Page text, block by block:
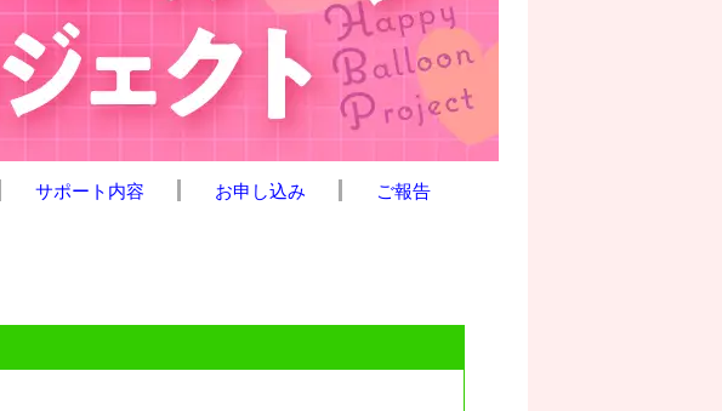
サポート内容 お申し込み ご報告